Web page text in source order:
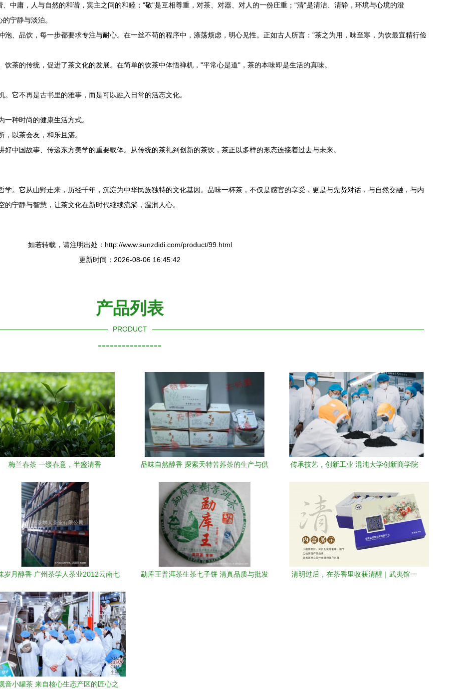
、中庸，人与自然的和谐，宾主之间的和睦；"敬"是互相尊重，对茶、对器、对人的一份庄重；"清"是清洁、清静，环境与心境的澄
宁静与淡泊。
泡、品饮，每一步都要求专注与耐心。在一丝不苟的程序中，涤荡烦虑，明心见性。正如古人所言："茶之为用，味至寒，为饮最宜精行俭
饮茶的传统，促进了茶文化的发展。在简单的饮茶中体悟禅机，"平常心是道"，茶的本味即是生活的真味。
它不再是古书里的雅事，而是可以融入日常的活态文化。
一种时尚的健康生活方式。
，以茶会友，和乐且湛。
中国故事、传递东方美学的重要载体。从传统的茶礼到创新的茶饮，茶正以多样的形态连接着过去与未来。
。它从山野走来，历经千年，沉淀为中华民族独特的文化基因。品味一杯茶，不仅是感官的享受，更是与先贤对话，与自然交融，与内
宁静与智慧，让茶文化在新时代继续流淌，温润人心。
如若转载，请注明出处：http://www.sunzdidi.com/product/99.html
更新时间：2026-08-06 16:45:42
产品列表
PRODUCT
----------------
梅兰春茶 一缕春意，半盏清香
品味自然醇香 探索天特苦荞茶的生产与供
传承技艺，创新工业 混沌大学创新商学院
岁月醇香 广州茶学人茶业2012云南七
勐库王普洱茶生茶七子饼 清真品质与批发
清明过后，在茶香里收获清醒｜武夷馆一
音小罐茶 来自核心生态产区的匠心之